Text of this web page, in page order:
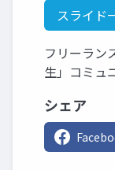
スライド
フリーラン
生」コミュ
シェア